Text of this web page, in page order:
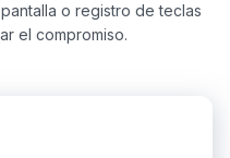
o registro de teclas